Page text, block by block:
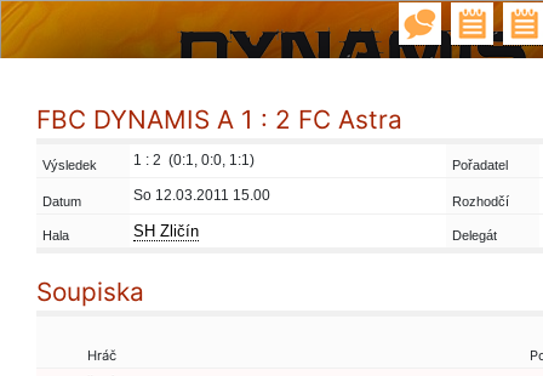
FBC DYNAMIS A 1 : 2 FC Astra
Výsledek 1 : 2 (0:1, 0:0, 1:1) Pořadatel
Datum So 12.03.2011 15.00 Rozhodčí
Hala SH Zličín Delegát
Soupiska
Hráč